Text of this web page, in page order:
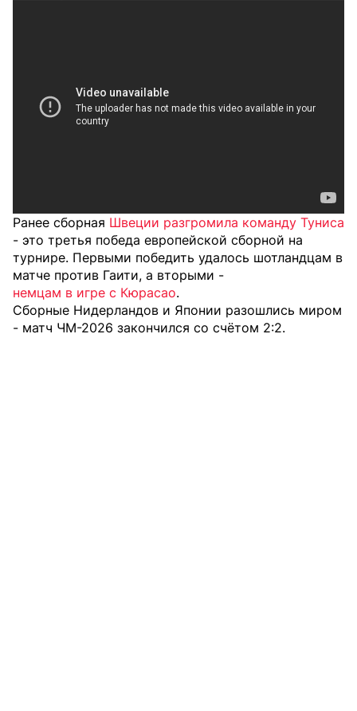
Ранее сборная Швеции разгромила команду Туниса
- это третья победа европейской сборной на
турнире. Первыми победить удалось шотландцам в
матче против Гаити, а вторыми -
немцам в игре с Кюрасао.
Сборные Нидерландов и Японии разошлись миром
- матч ЧМ-2026 закончился со счётом 2:2.